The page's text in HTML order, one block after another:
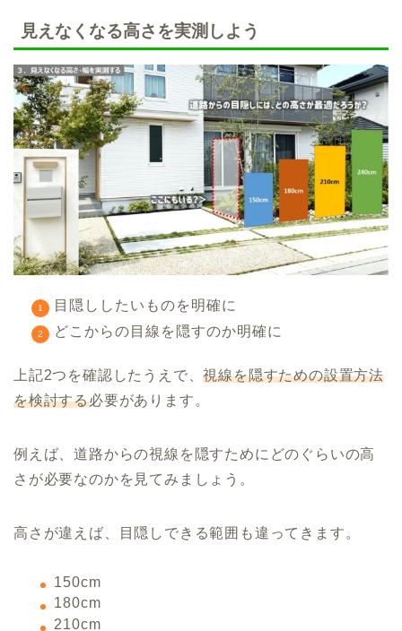
見えなくなる高さを実測しよう
目隠ししたいものを明確に
どこからの目線を隠すのか明確に
上記2つを確認したうえで、視線を隠すための設置方法
を検討する必要があります。
例えば、道路からの視線を隠すためにどのぐらいの高
さが必要なのかを見てみましょう。
高さが違えば、目隠しできる範囲も違ってきます。
150cm
180cm
210cm